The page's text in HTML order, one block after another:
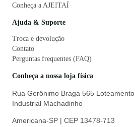
Conheça a AJEITAÍ
Ajuda & Suporte
Troca e devolução
Contato
Perguntas frequentes (FAQ)
Conheça a nossa loja física
Rua Gerônimo Braga 565 Loteamento
Industrial Machadinho
Americana-SP | CEP 13478-713